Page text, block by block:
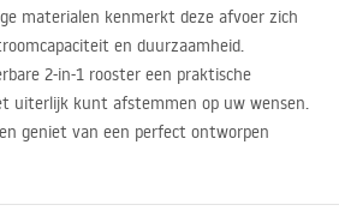
materialen kenmerkt deze afvoer zich
en duurzaamheid.
2-in-1 rooster een praktische
uiterlijk kunt afstemmen op uw wensen.
geniet van een perfect ontworpen